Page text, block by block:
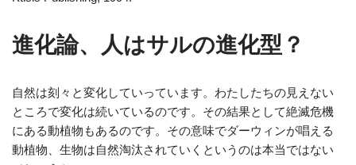
進化論、人はサルの進化型？
自然は刻々と変化していっています。わたしたちの見えない
ところで変化は続いているのです。その結果として絶滅危機
にある動植物もあるのです。その意味でダーウィンが唱える
動植物、生物は自然淘汰されていくというのは本当ではない